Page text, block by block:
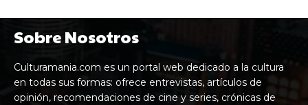
Sobre Nosotros
Culturamania.com es un portal web dedicado a la cultura
en todas sus formas: ofrece entrevistas, artículos de
opinión, recomendaciones de cine y series, crónicas de